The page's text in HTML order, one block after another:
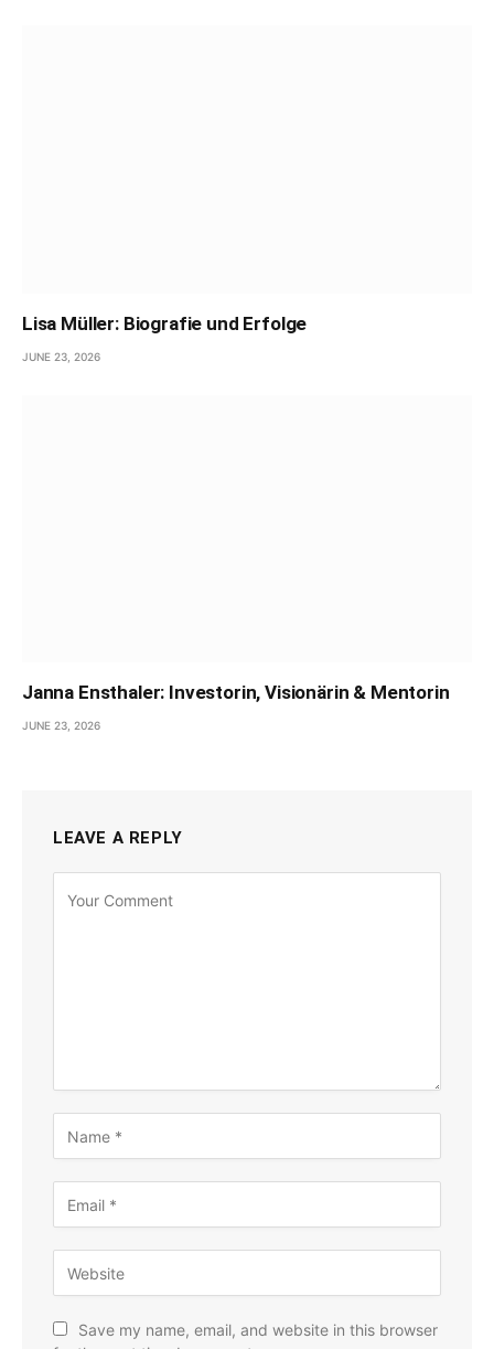
Lisa Müller: Biografie und Erfolge
JUNE 23, 2026
Janna Ensthaler: Investorin, Visionärin & Mentorin
JUNE 23, 2026
LEAVE A REPLY
Save my name, email, and website in this browser